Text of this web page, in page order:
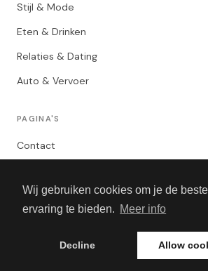
Wij gebruiken cookies om je de beste
ervaring te bieden. Meer info
Decline Allow
Stijl & Mode
Eten & Drinken
Relaties & Dating
Auto & Vervoer
PAGINA'S
Contact
Algemene Voorwaarden
Adverteren